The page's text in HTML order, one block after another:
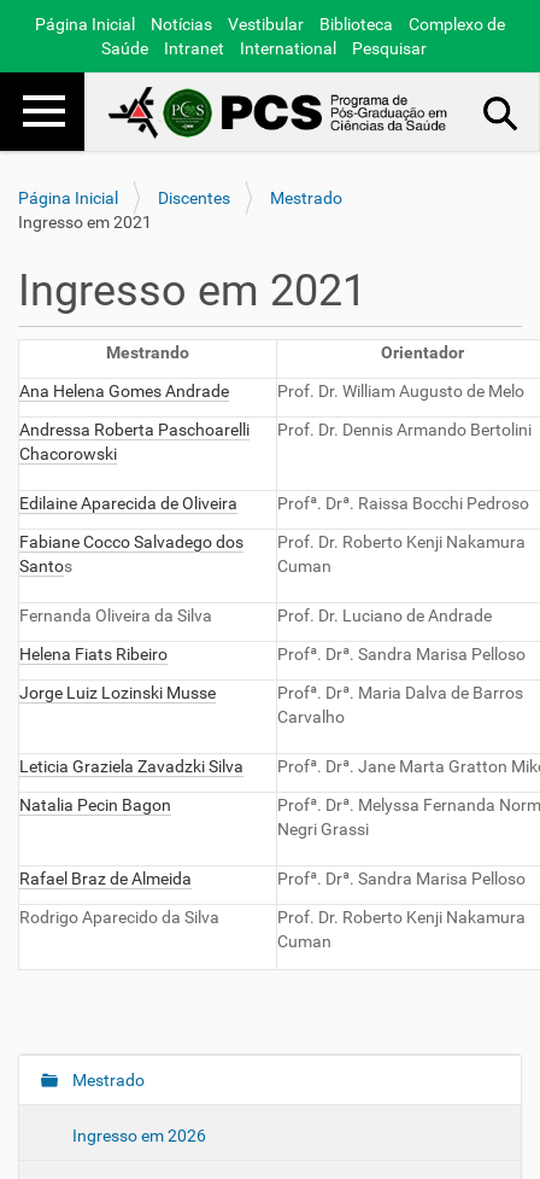
Página Inicial Notícias Vestibular Biblioteca
Complexo de
Saúde
Intranet International Pesquisar
Toggle navigation
Página Inicial
Discentes
Mestrado
Ingresso em 2021
N
Mestrado
Ingresso em 2026
Ingresso em 2021
Mestrando
Orientador
Ana Helena Gomes Andrade
Prof. Dr. William Augusto de Melo
Andressa Roberta Paschoarelli
Chacorowski
Prof. Dr. Dennis Armando Bertolini
Edilaine Aparecida de Oliveira
Profª. Drª. Raissa Bocchi Pedroso
Fabiane Cocco Salvadego dos
Santos
Prof. Dr. Roberto Kenji Nakamura
Cuman
Fernanda Oliveira da Silva
Prof. Dr. Luciano de Andrade
Helena Fiats Ribeiro
Profª. Drª. Sandra Marisa Pelloso
Jorge Luiz Lozinski Musse
Profª. Drª. Maria Dalva de Barros
Carvalho
Leticia Graziela Zavadzki Silva
Profª. Drª. Jane Marta Gratton
Natalia Pecin Bagon
Profª. Drª. Melyssa Fernanda
Negri Grassi
Rafael Braz de Almeida
Profª. Drª. Sandra Marisa Pelloso
Rodrigo Aparecido da Silva
Prof. Dr. Roberto Kenji Nakamura
Cuman